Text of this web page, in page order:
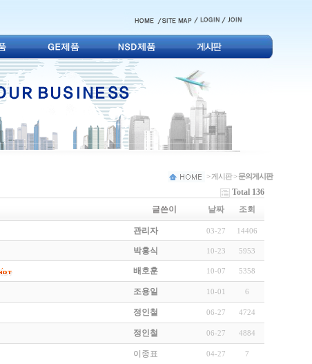
> 게시판 >문의게시판
Total 136
글쓴이 날짜 조회
관리자 03-27 14406
박홍식 10-23 5953
배호훈 10-07 5358
조용일 10-01 6
정인철 06-27 4724
정인철 06-27 4884
이종표 04-27 7